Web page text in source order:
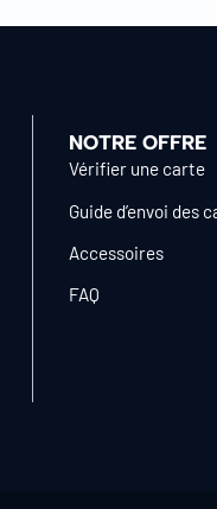
NOTRE OFFRE
Vérifier une carte
Guide d’envoi des
Accessoires
FAQ